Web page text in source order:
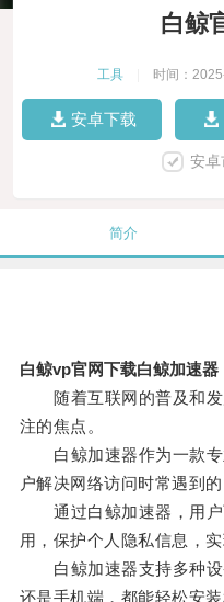
白鲸
工具 时间：
安卓下载
安卓
简介
白鲸vp官网下载白鲸加速器
随着互联网的普及和发
注的焦点。
白鲸加速器作为一款专
户解决网络访问时常遇到的
通过白鲸加速器，用户
用，保护个人隐私信息，
白鲸加速器支持多种设
还是手机端，都能轻松安装